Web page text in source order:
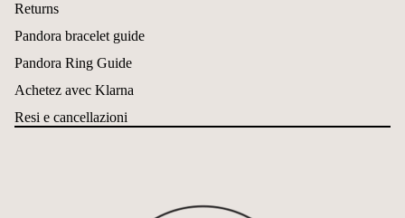
Returns
Pandora bracelet guide
Pandora Ring Guide
Achetez avec Klarna
Resi e cancellazioni